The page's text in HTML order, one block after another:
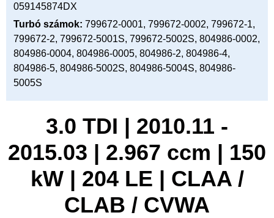
059145874DX
Turbó számok: 799672-0001, 799672-0002, 799672-1,
799672-2, 799672-5001S, 799672-5002S, 804986-0002,
804986-0004, 804986-0005, 804986-2, 804986-4,
804986-5, 804986-5002S, 804986-5004S, 804986-
5005S
3.0 TDI | 2010.11 -
2015.03 | 2.967 ccm | 150
kW | 204 LE | CLAA /
CLAB / CVWA